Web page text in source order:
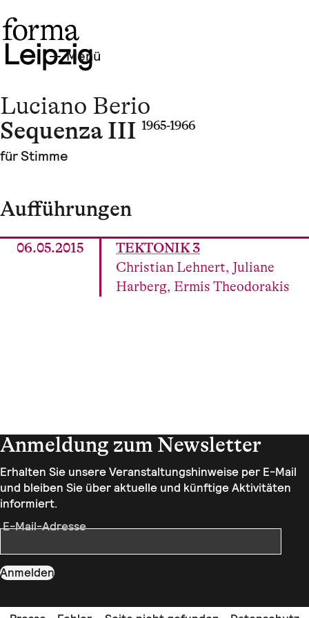
Menü
Luciano Berio
Sequenza III 1965-1966
für Stimme
Aufführungen
06.05.2015
TEKTONIK 3
Christian Lehnert, Juliane
Harberg, Ermis Theodorakis
Anmeldung zum Newsletter
Erhalten Sie unsere Veranstaltungshinweise per E-Mail
und bleiben Sie über aktuelle und künftige Aktivitäten
informiert.
E-Mail-Adresse
Anmelden